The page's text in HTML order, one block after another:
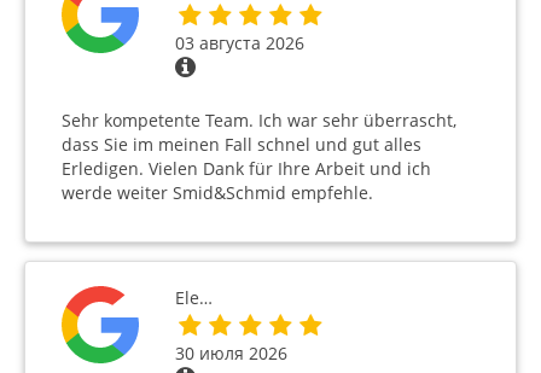
03 августа 2026
Sehr kompetente Team. Ich war sehr überrascht,
dass Sie im meinen Fall schnel und gut alles
Erledigen. Vielen Dank für Ihre Arbeit und ich
werde weiter Smid&Schmid empfehle.
Ele…
30 июля 2026